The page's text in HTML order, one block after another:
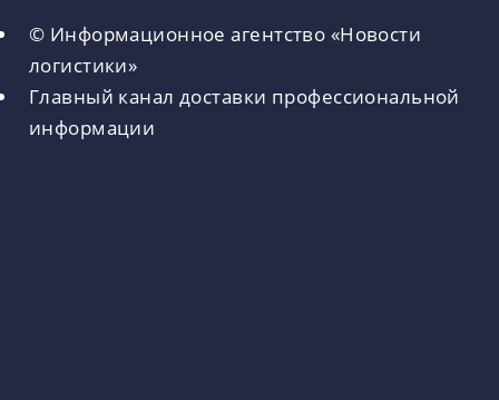
© Информационное агентство «Новости
логистики»
Главный канал доставки профессиональной
информации